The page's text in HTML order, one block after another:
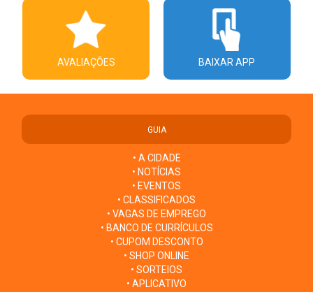
AVALIAÇÕES BAIXAR APP
GUIA
• A CIDADE
• NOTÍCIAS
• EVENTOS
• CLASSIFICADOS
• VAGAS DE EMPREGO
• BANCO DE CURRÍCULOS
• CUPOM DESCONTO
• SHOP ONLINE
• SORTEIOS
• APLICATIVO